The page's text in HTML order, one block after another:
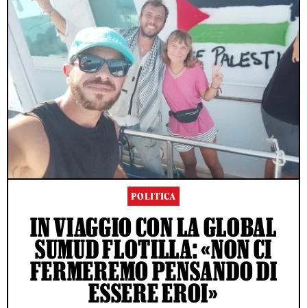
POLITICA
IN VIAGGIO CON LA GLOBAL
SUMUD FLOTILLA: «NON CI
FERMEREMO PENSANDO DI
ESSERE EROI»